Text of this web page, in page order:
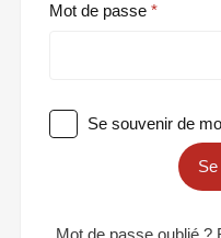
Mot de passe
Se souvenir de
Mot de passe oublié ?